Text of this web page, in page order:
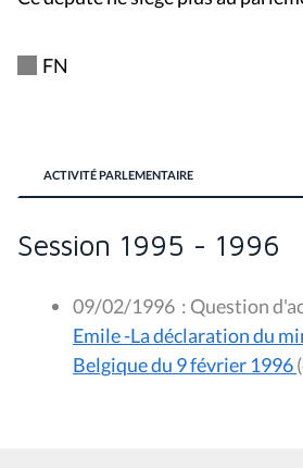
FN
ACTIVITÉ PARLEMENTAIRE
Session 1995 - 1996
09/02/1996 :
Emile -La déclaration du
Belgique du 9 février 1996